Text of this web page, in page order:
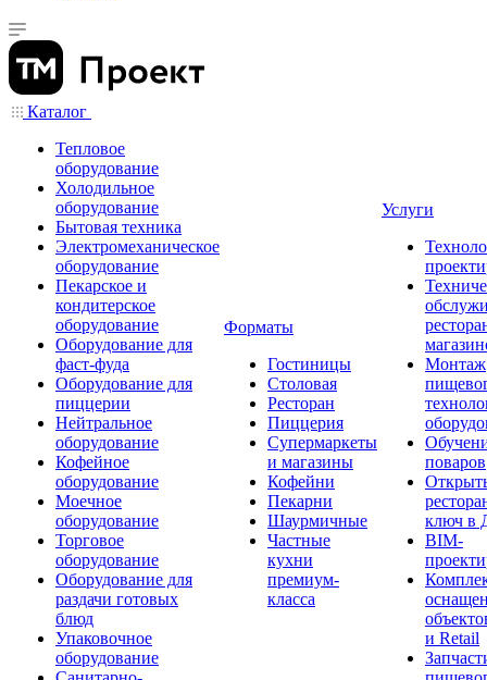
Каталог
Тепловое
оборудование
Холодильное
оборудование
Бытовая техника
Электромеханическое
оборудование
Пекарское и
кондитерское
оборудование
Оборудование для
фаст-фуда
Оборудование для
пиццерии
Нейтральное
оборудование
Кофейное
оборудование
Моечное
оборудование
Торговое
оборудование
Оборудование для
раздачи готовых
блюд
Упаковочное
оборудование
Форматы
Гостиницы
Столовая
Ресторан
Пиццерия
Супермаркеты
и магазины
Кофейни
Пекарни
Шаурмичные
Частные
кухни
премиум-
класса
Услуги
Монтаж
поваров
ключ в
BIM-
и Retail